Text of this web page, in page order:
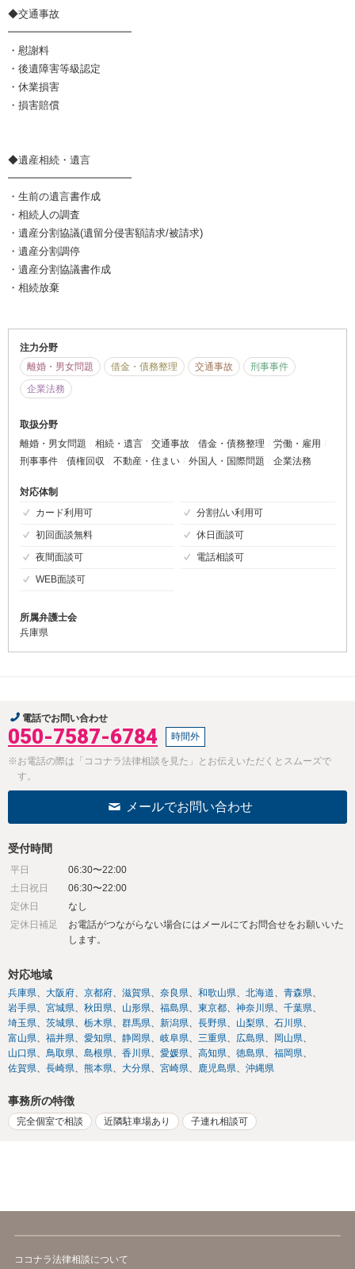
◆交通事故
━━━━━━━━━━━━
・慰謝料
・後遺障害等級認定
・休業損害
・損害賠償
◆遺産相続・遺言
━━━━━━━━━━━━
・生前の遺言書作成
・相続人の調査
・遺産分割協議(遺留分侵害額請求/被請求)
・遺産分割調停
・遺産分割協議書作成
・相続放棄
注力分野
離婚・男女問題
借金・債務整理 交通事故
刑事事件
企業法務
取扱分野
離婚・男女問題
相続・遺言 交通事故 借金・債務整理
労働・雇用
刑事事件
債権回収 不動産・住まい 外国人・国際問題 企業法務
対応体制
カード利用可
分割払い利用可
初回面談無料
休日面談可
夜間面談可
電話相談可
WEB面談可
所属弁護士会
兵庫県
電話でお問い合わせ
050-7587-6784 時間外
※お電話の際は「ココナラ法律相談を見た」とお伝えいただくとスムーズで
す。
メールでお問い合わせ
受付時間
平日
06:30〜22:00
土日祝日
06:30〜22:00
定休日
なし
定休日補足
お電話がつながらない場合にはメールにてお問合せをお願いいた
します。
対応地域
兵庫県 大阪府 京都府 滋賀県 奈良県 和歌山県 北海道
青森県
岩手県
宮城県 秋田県 山形県 福島県 東京都 神奈川県
千葉県
埼玉県
茨城県 栃木県 群馬県 新潟県 長野県 山梨県
石川県
富山県
福井県 愛知県 静岡県 岐阜県 三重県 広島県
岡山県
山口県
鳥取県 島根県 香川県 愛媛県 高知県 徳島県
福岡県
佐賀県
長崎県 熊本県 大分県 宮崎県 鹿児島県 沖縄県
事務所の特徴
完全個室で相談 近隣駐車場あり 子連れ相談可
ココナラ法律相談について